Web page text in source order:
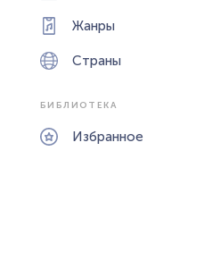
Жанры
Страны
БИБЛИОТЕКА
Избранное